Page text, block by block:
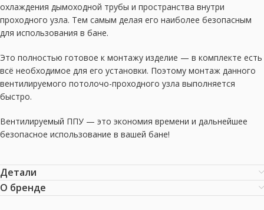
охлаждения дымоходной трубы и пространства внутри
проходного узла. Тем самым делая его наиболее безопасным
для использования в бане.
Это полностью готовое к монтажу изделие — в комплекте есть
всё необходимое для его установки. Поэтому монтаж данного
вентилируемого потолочо-проходного узла выполняется
быстро.
Вентилируемый ППУ — это экономия времени и дальнейшее
безопасное использование в вашей бане!
Детали
О бренде